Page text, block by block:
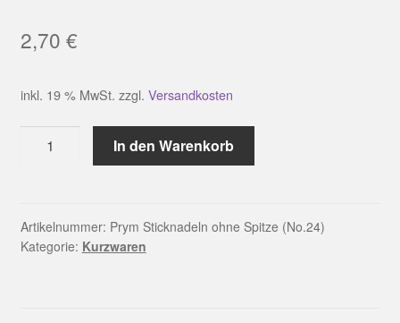
2,70 €
inkl. 19 % MwSt. zzgl. Versandkosten
(No.24)
Menge
In den Warenkorb
Artikelnummer: Prym Sticknadeln ohne Spitze (No.24)
Kategorie: Kurzwaren